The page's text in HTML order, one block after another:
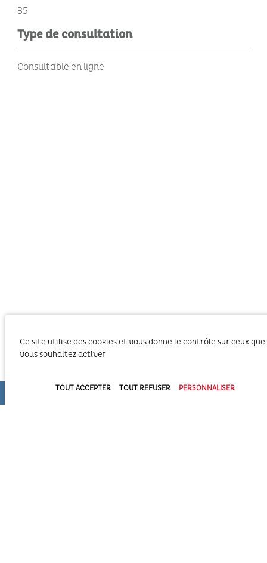
35
Type de consultation
Consultable en ligne
d’Arcachon exerce les activités liées à ses
Ce site utilise des cookies et vous donne le contrôle sur ceux que
vous souhaitez activer
TOUT ACCEPTER TOUT REFUSER PERSONNALISER